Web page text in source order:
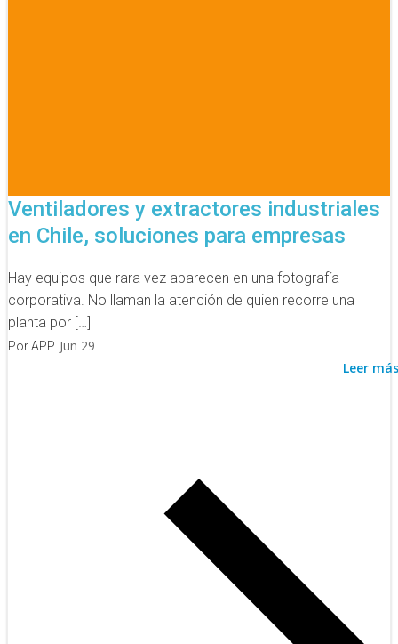
Ventiladores y extractores industriales
en Chile, soluciones para empresas
Hay equipos que rara vez aparecen en una fotografía
corporativa. No llaman la atención de quien recorre una
planta por […]
Por APP. Jun 29
Leer más